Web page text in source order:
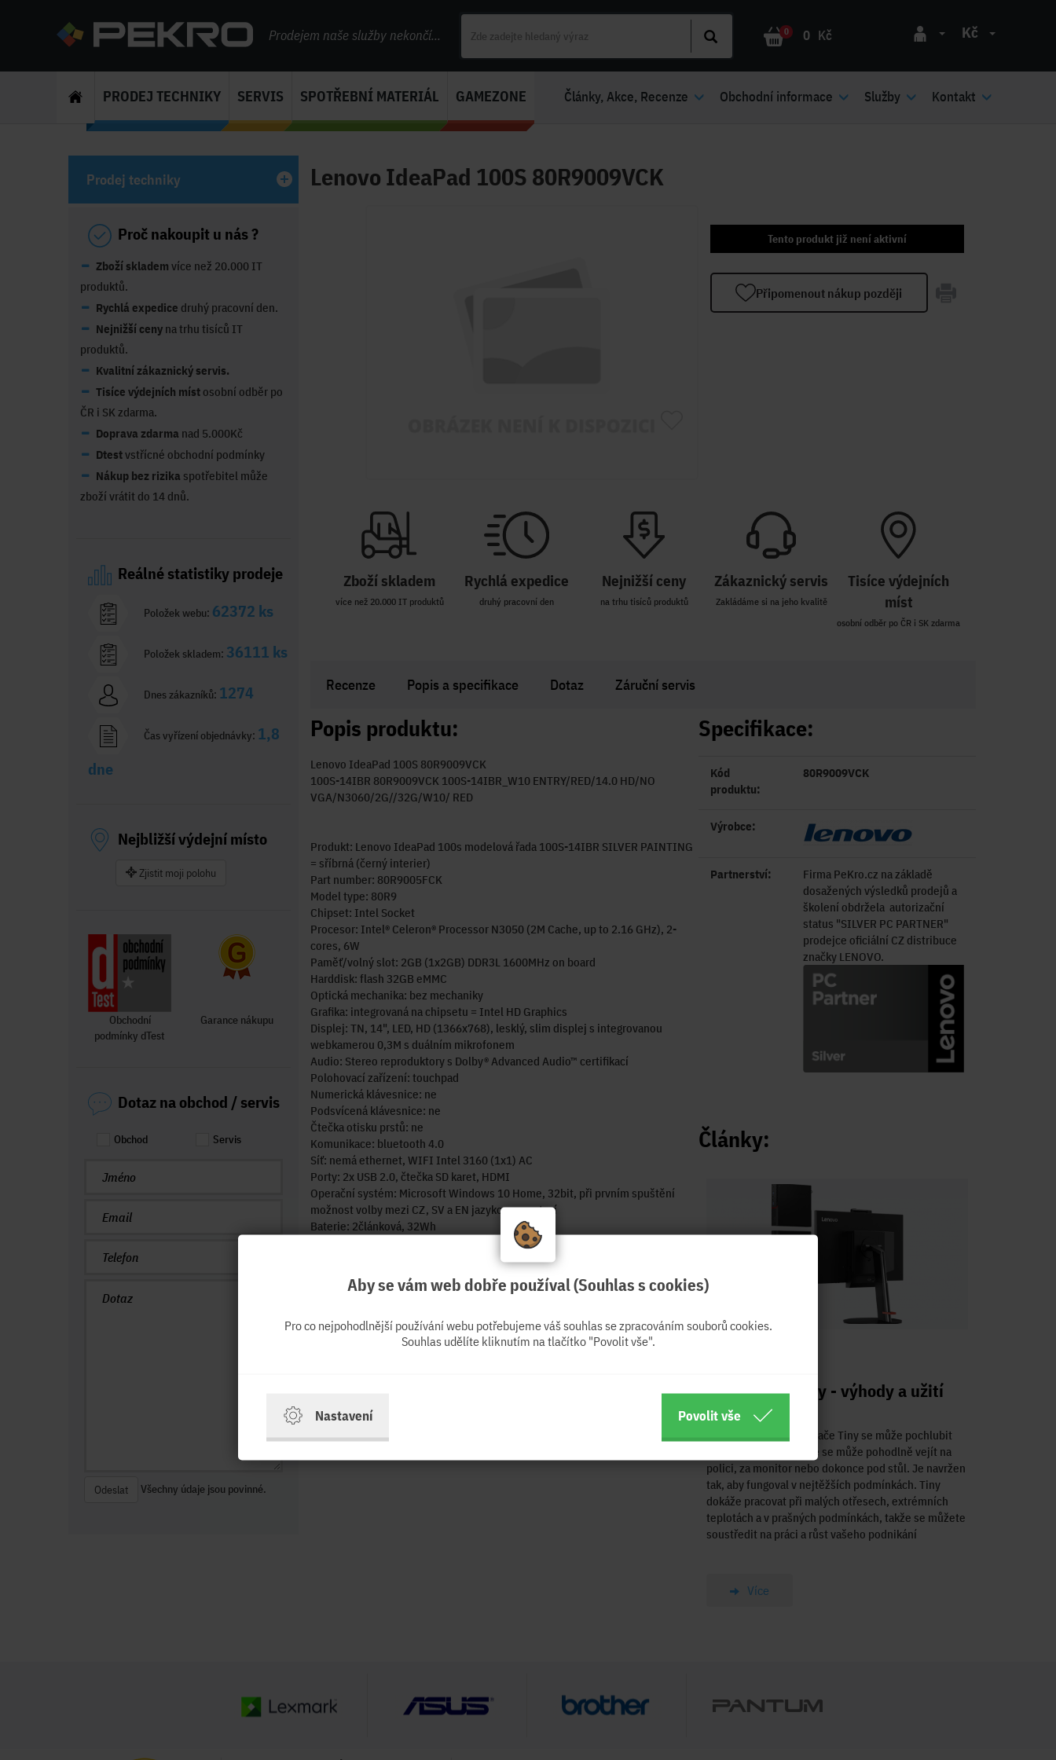
Prodejem naše služby nekončí... 0 0 Kč Kč
PRODEJ TECHNIKY SERVIS SPOTŘEBNÍ MATERIÁL GAMEZONE Články, Akce, Recenze Obchodní informace Služby Kontakt
Lenovo IdeaPad 100S 80R9009VCK
Tento produkt již není aktivní
Připomenout nákup později
Zboží skladem
více než 20.000 IT produktů
Rychlá expedice
druhý pracovní den
Nejnižší ceny
na trhu tisíců produktů
Zákaznický servis
Zakládáme si na jeho kvalitě
Tisíce výdejních
míst
osobní odběr po ČR i SK zdarma
Recenze Popis a specifikace Dotaz Záruční servis
Popis produktu:
Lenovo IdeaPad 100S 80R9009VCK
100S-14IBR 80R9009VCK 100S-14IBR_W10 ENTRY/RED/14.0 HD/NO
VGA/N3060/2G//32G/W10/ RED
Produkt: Lenovo IdeaPad 100s modelová řada 100S-14IBR SILVER PAINTING
= sříbrná (černý interier)
Part number: 80R9005FCK
Model type: 80R9
Chipset: Intel Socket
Procesor: Intel® Celeron® Processor N3050 (2M Cache, up to 2.16 GHz), 2-
cores, 6W
Paměť/volný slot: 2GB (1x2GB) DDR3L 1600MHz on board
Harddisk: flash 32GB eMMC
Optická mechanika: bez mechaniky
Grafika: integrovaná na chipsetu = Intel HD Graphics
Displej: TN, 14", LED, HD (1366x768), lesklý, slim displej s integrovanou
webkamerou 0,3M s duálním mikrofonem
Audio: Stereo reproduktory s Dolby® Advanced Audio™ certifikací
Polohovací zařízení: touchpad
Numerická klávesnice: ne
Podsvícená klávesnice: ne
Čtečka otisku prstů: ne
Komunikace: bluetooth 4.0
Síť: nemá ethernet, WIFI Intel 3160 (1x1) AC
Porty: 2x USB 2.0, čtečka SD karet, HDMI
Operační systém: Microsoft Windows 10 Home, 32bit, při prvním spuštění
možnost volby mezi CZ, SV a EN jazykovou mutací
Baterie: 2článková, 32Wh
Výdrž baterie: až 8 hodin práce v prohlížeči
Hmotnost/cestovní hmotnost 1,4kg
Rozměry: 337,4 x 234,9 x 18,6mm
Specifikace:
Kód
produktu:
80R9009VCK
Výrobce:
Partnerství:
Firma PeKro.cz na základě
dosažených výsledků prodejů a
školení obdržela autorizační
status "SILVER PC PARTNER"
prodejce oficiální CZ distribuce
značky LENOVO.
Články:
PC LENOVO Tiny - výhody a užití
Kompaktní stolní počítače Tiny se může pochlubit
tak malými rozměry, že se může pohodlně vejít na
polici, za monitor nebo dokonce pod stůl. Je navržen
tak, aby fungoval v nejtěžších podmínkách. Tiny
dokáže pracovat při malých otřesech, extrémních
teplotách a v prašných podmínkách, takže se můžete
soustředit na práci a růst vašeho podnikání
Více
Prodej techniky
Proč nakoupit u nás ?
Zboží skladem více než 20.000 IT
produktů.
Rychlá expedice druhý pracovní den.
Nejnižší ceny na trhu tisíců IT
produktů.
Kvalitní zákaznický servis.
Tisíce výdejních míst osobní odběr po
ČR i SK zdarma.
Doprava zdarma nad 5.000Kč
Dtestvstřícné obchodní podmínky
Nákup bez rizika spotřebitel může
zboží vrátit do 14 dnů.
Reálné statistiky prodeje
Položek webu: 62372 ks
Položek skladem: 36111 ks
Dnes zákazníků: 1274
Čas vyřízení objednávky: 1,8
dne
Nejbližší výdejní místo
Zjistit moji polohu
Obchodní
podmínky dTest
Garance nákupu
Dotaz na obchod / servis
Obchod Servis
Odeslat Všechny údaje jsou povinné.
Aby se vám web dobře používal (Souhlas s cookies)
Pro co nejpohodlnější používání webu potřebujeme váš souhlas se zpracováním souborů cookies.
Souhlas udělíte kliknutím na tlačítko "Povolit vše".
Nastavení Povolit vše